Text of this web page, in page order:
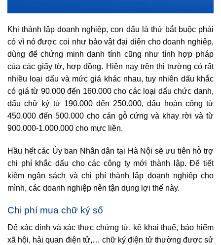
Khi thành lập doanh nghiệp, con dấu là thứ bắt buộc phải
có vì nó được coi như bảo vật đại diện cho doanh nghiệp,
dùng để chứng minh danh tính cũng như tính hợp pháp
của các giấy tờ, hợp đồng. Hiện nay trên thị trường có rất
nhiều loại dấu và mức giá khác nhau, tuy nhiên dấu khắc
có giá từ 90.000 đến 160.000 cho các loại dấu chức danh,
dấu chữ ký từ 190.000 đến 250.000, dấu hoàn công từ
450.000 đến 500.000 cho cán gỗ cứng và khay rời và từ
900.000-1.000.000 cho mực liền.
Hầu hết các Ủy ban Nhân dân tại Hà Nội sẽ ưu tiên hỗ trợ
chi phí khắc dấu cho các công ty mới thành lập. Để tiết
kiệm ngân sách và chi phí thành lập doanh nghiệp cho
mình, các doanh nghiệp nên tận dụng lợi thế này.
Chi phí mua chữ ký số
Để xác định và xác thực chứng từ, kê khai thuế, bảo hiểm
xã hội, hải quan điện tử,… chữ ký điện tử thường được sử